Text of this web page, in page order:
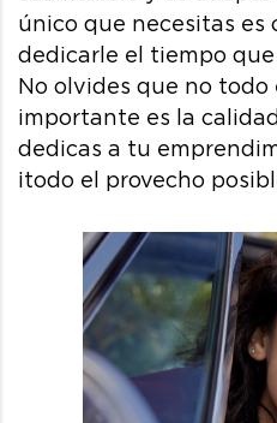
único que necesitas es
dedicarle el tiempo
No olvides que no todo
importante es la
dedicas a tu
¡todo el provecho